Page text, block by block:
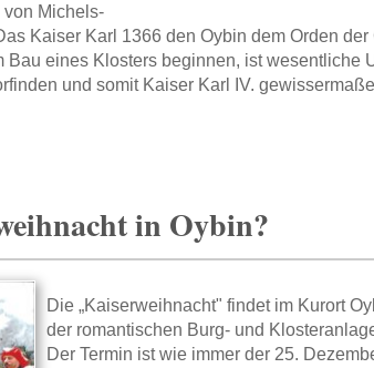
Michels-
Kaiser Karl 1366 den Oybin dem Orden
eines Klosters beginnen, ist wesentliche
und somit Kaiser Karl IV.
in Oybin?
Die „Kaiserweihnacht" findet im Kurort
der romantischen Burg- und
Der Termin ist wie immer der 25.